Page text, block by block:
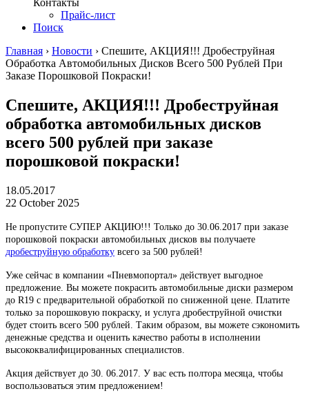
Прайс-лист
Поиск
Главная › Новости › Спешите, АКЦИЯ!!! Дробеструйная
Обработка Автомобильных Дисков Всего 500 Рублей При
Заказе Порошковой Покраски!
Спешите, АКЦИЯ!!! Дробеструйная
обработка автомобильных дисков
всего 500 рублей при заказе
порошковой покраски!
18.05.2017
22 October 2025
Не пропустите СУПЕР АКЦИЮ!!! Только до 30.06.2017 при заказе
порошковой покраски автомобильных дисков вы получаете
дробеструйную обработку всего за 500 рублей!
Уже сейчас в компании «Пневмопортал» действует выгодное
предложение. Вы можете покрасить автомобильные диски размером
до R19 с предварительной обработкой по сниженной цене. Платите
только за порошковую покраску, и услуга дробеструйной очистки
будет стоить всего 500 рублей. Таким образом, вы можете сэкономить
денежные средства и оценить качество работы в исполнении
высококвалифицированных специалистов.
Акция действует до 30. 06.2017. У вас есть полтора месяца, чтобы
воспользоваться этим предложением!